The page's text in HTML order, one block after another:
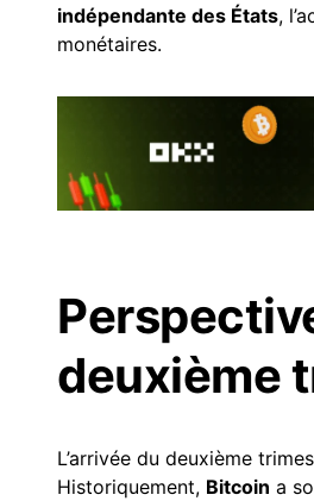
indépendante des États,
monétaires.
deuxième
L’arrivée du deuxième
Historiquement, Bitcoin a